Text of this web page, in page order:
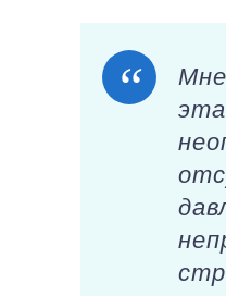
эта